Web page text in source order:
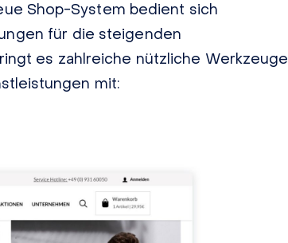
Shop-System bedient sich
für die steigenden
es zahlreiche nützliche Werkzeuge
mit: